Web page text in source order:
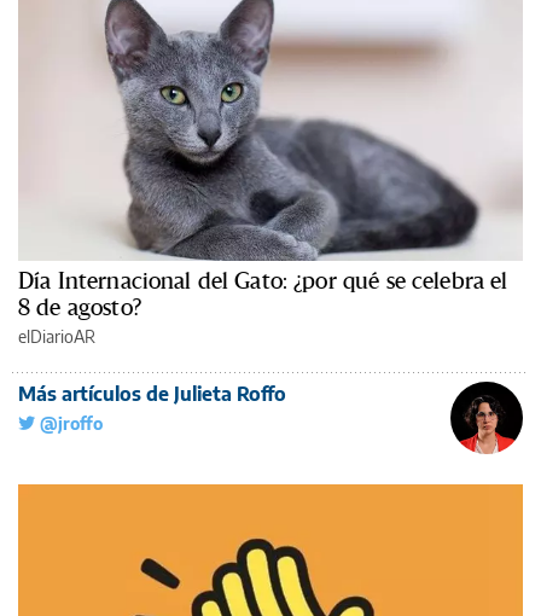
Día Internacional del Gato: ¿por qué se celebra el
8 de agosto?
elDiarioAR
Más artículos de Julieta Roffo
@jroffo